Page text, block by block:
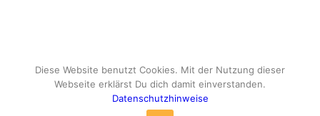
© Copyright - travelox.de - Sebastian Tuke
Diese Website benutzt Cookies. Mit der Nutzung dieser
Webseite erklärst Du dich damit einverstanden.
Datenschutzhinweise